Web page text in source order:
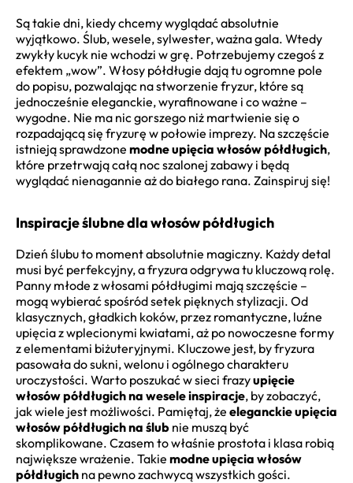
Są takie dni, kiedy chcemy wyglądać absolutnie
wyjątkowo. Ślub, wesele, sylwester, ważna gala. Wtedy
zwykły kucyk nie wchodzi w grę. Potrzebujemy czegoś z
efektem „wow”. Włosy półdługie dają tu ogromne pole
do popisu, pozwalając na stworzenie fryzur, które są
jednocześnie eleganckie, wyrafinowane i co ważne –
wygodne. Nie ma nic gorszego niż martwienie się o
rozpadającą się fryzurę w połowie imprezy. Na szczęście
istnieją sprawdzone modne upięcia włosów półdługich,
które przetrwają całą noc szalonej zabawy i będą
wyglądać nienagannie aż do białego rana. Zainspiruj się!
Inspiracje ślubne dla włosów półdługich
Dzień ślubu to moment absolutnie magiczny. Każdy detal
musi być perfekcyjny, a fryzura odgrywa tu kluczową rolę.
Panny młode z włosami półdługimi mają szczęście –
mogą wybierać spośród setek pięknych stylizacji. Od
klasycznych, gładkich koków, przez romantyczne, luźne
upięcia z wplecionymi kwiatami, aż po nowoczesne formy
z elementami biżuteryjnymi. Kluczowe jest, by fryzura
pasowała do sukni, welonu i ogólnego charakteru
uroczystości. Warto poszukać w sieci frazyupięcie
włosów półdługich na wesele inspiracje, by zobaczyć,
jak wiele jest możliwości. Pamiętaj, że eleganckie upięcia
włosów półdługich na ślub nie muszą być
skomplikowane. Czasem to właśnie prostota i klasa robią
największe wrażenie. Takie modne upięcia włosów
półdługich na pewno zachwycą wszystkich gości.